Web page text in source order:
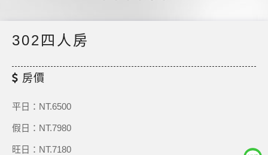
302四人房
房價
平日：NT.6500
假日：NT.7980
旺日：NT.7180